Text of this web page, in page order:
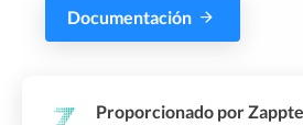
Documentación
Proporcionado por